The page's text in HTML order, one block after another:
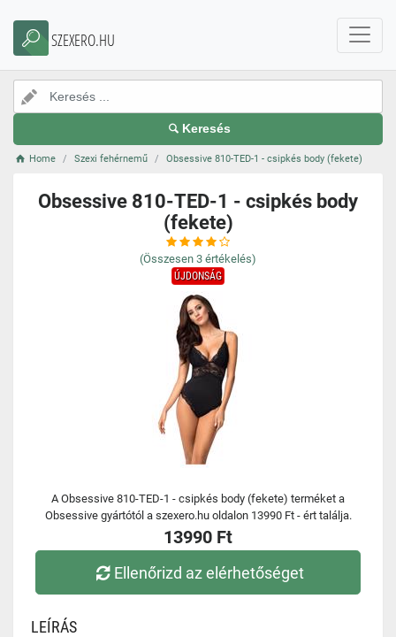
SZEXERO.HU
Keresés
Home Szexi fehérnemű Obsessive 810-TED-1 - csipkés body (fekete)
Obsessive 810-TED-1 - csipkés body
(fekete)
(Összesen 3 értékelés)
ÚJDONSÁG
A Obsessive 810-TED-1 - csipkés body (fekete) terméket a
Obsessive gyártótól a szexero.hu oldalon 13990 Ft - ért találja.
13990 Ft
Ellenőrizd az elérhetőséget
LEÍRÁS